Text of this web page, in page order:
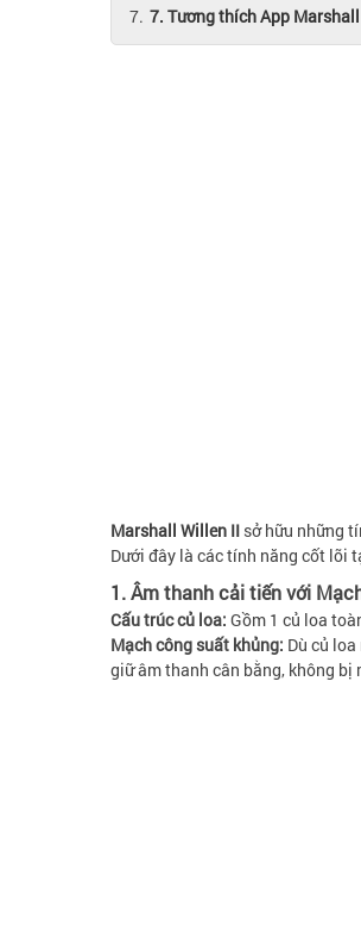
7. Tương thích App
Marshall Willen II sở hữu những
Dưới đây là các tính năng cốt lõi
1. Âm thanh cải tiến với
Cấu trúc củ loa: Gồm 1 củ loa
Mạch công suất khủng: Dù củ
giữ âm thanh cân bằng, không bị